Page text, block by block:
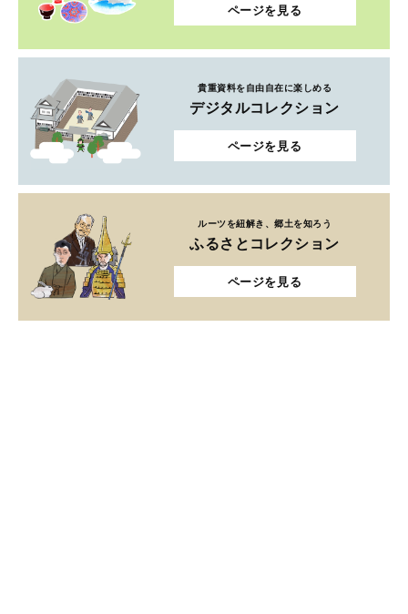
ページを見る
貴重資料を自由自在に楽しめる
デジタルコレクション
ページを見る
ルーツを紐解き、郷土を知ろう
ふるさとコレクション
ページを見る